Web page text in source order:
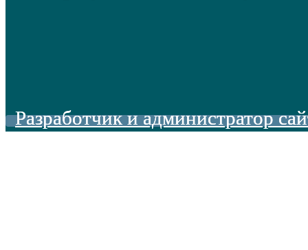
Разработчик и администратор